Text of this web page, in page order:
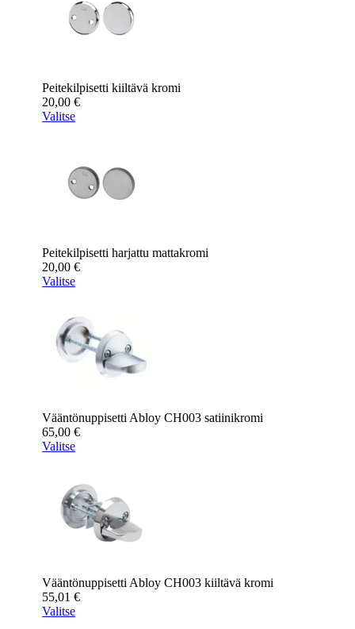
Peitekilpisetti kiiltävä kromi
20,00 €
Valitse
Peitekilpisetti harjattu mattakromi
20,00 €
Valitse
Vääntönuppisetti Abloy CH003 satiinikromi
65,00 €
Valitse
Vääntönuppisetti Abloy CH003 kiiltävä kromi
55,01 €
Valitse